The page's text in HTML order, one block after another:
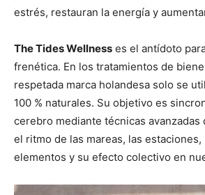
estrés, restauran la energía y
The Tides Wellness es el antídoto
frenética. En los tratamientos de
respetada marca holandesa solo se
100 % naturales. Su objetivo es
cerebro mediante técnicas avanzadas
el ritmo de las mareas, las
elementos y su efecto colectivo en